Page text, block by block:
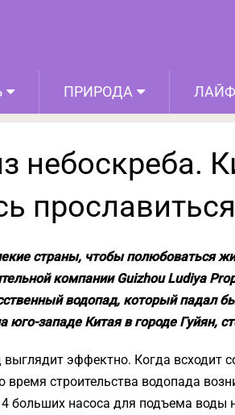
ПРИРОДА
небоскреба.
страны, чтобы полюбоваться
компании Guizhou Ludiya
водопад, который падал
юго-западе Китая в городе Гуйян,
эффектно. Когда всходит
время строительства водопада
больших насоса для подъема воды